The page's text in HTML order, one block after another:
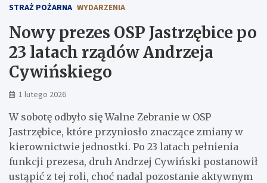
STRAŻ POŻARNA WYDARZENIA
Nowy prezes OSP Jastrzębice po
23 latach rządów Andrzeja
Cywińskiego
1 lutego 2026
W sobotę odbyło się Walne Zebranie w OSP
Jastrzębice, które przyniosło znaczące zmiany w
kierownictwie jednostki. Po 23 latach pełnienia
funkcji prezesa, druh Andrzej Cywiński postanowił
ustąpić z tej roli, choć nadal pozostanie aktywnym